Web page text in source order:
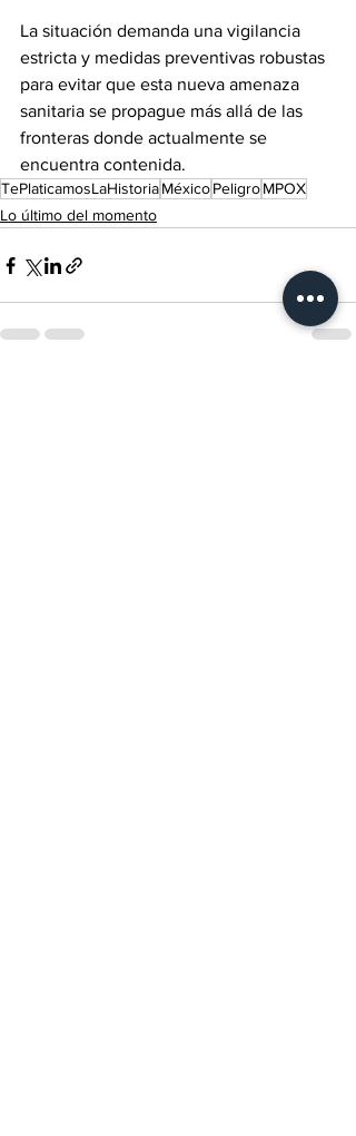
La situación demanda una vigilancia
estricta y medidas preventivas robustas
para evitar que esta nueva amenaza
sanitaria se propague más allá de las
fronteras donde actualmente se
encuentra contenida.
TePlaticamosLaHistoriaMéxicoPeligroMPOX
Lo último del momento